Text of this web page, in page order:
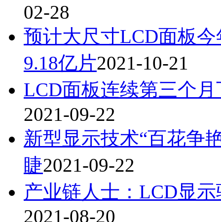
02-28
预计大尺寸LCD面板
9.18亿片2021-10-21
LCD面板连续第三个
2021-09-22
新型显示技术“百花争
睫2021-09-22
产业链人士：LCD显
2021-08-20